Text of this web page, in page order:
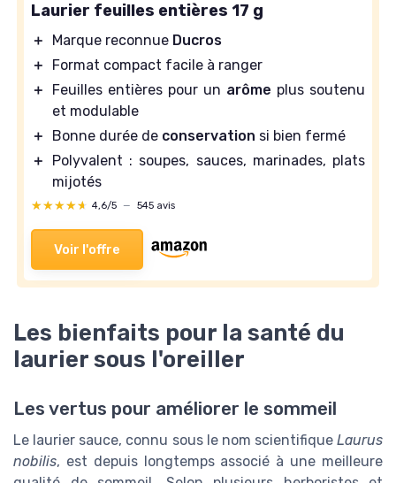
Laurier feuilles entières 17 g
＋ Marque reconnue Ducros
＋
Format compact facile à ranger
＋
Feuilles entières pour un arôme plus soutenu
et modulable
＋
Bonne durée de conservation si bien fermé
＋
Polyvalent : soupes, sauces, marinades, plats
mijotés
★★★★★
★★★★★ 4,6/5 — 545 avis
Voir l'offre
Les bienfaits pour la santé du
laurier sous l'oreiller
Les vertus pour améliorer le sommeil
Le laurier sauce, connu sous le nom scientifique Laurus
nobilis, est depuis longtemps associé à une meilleure